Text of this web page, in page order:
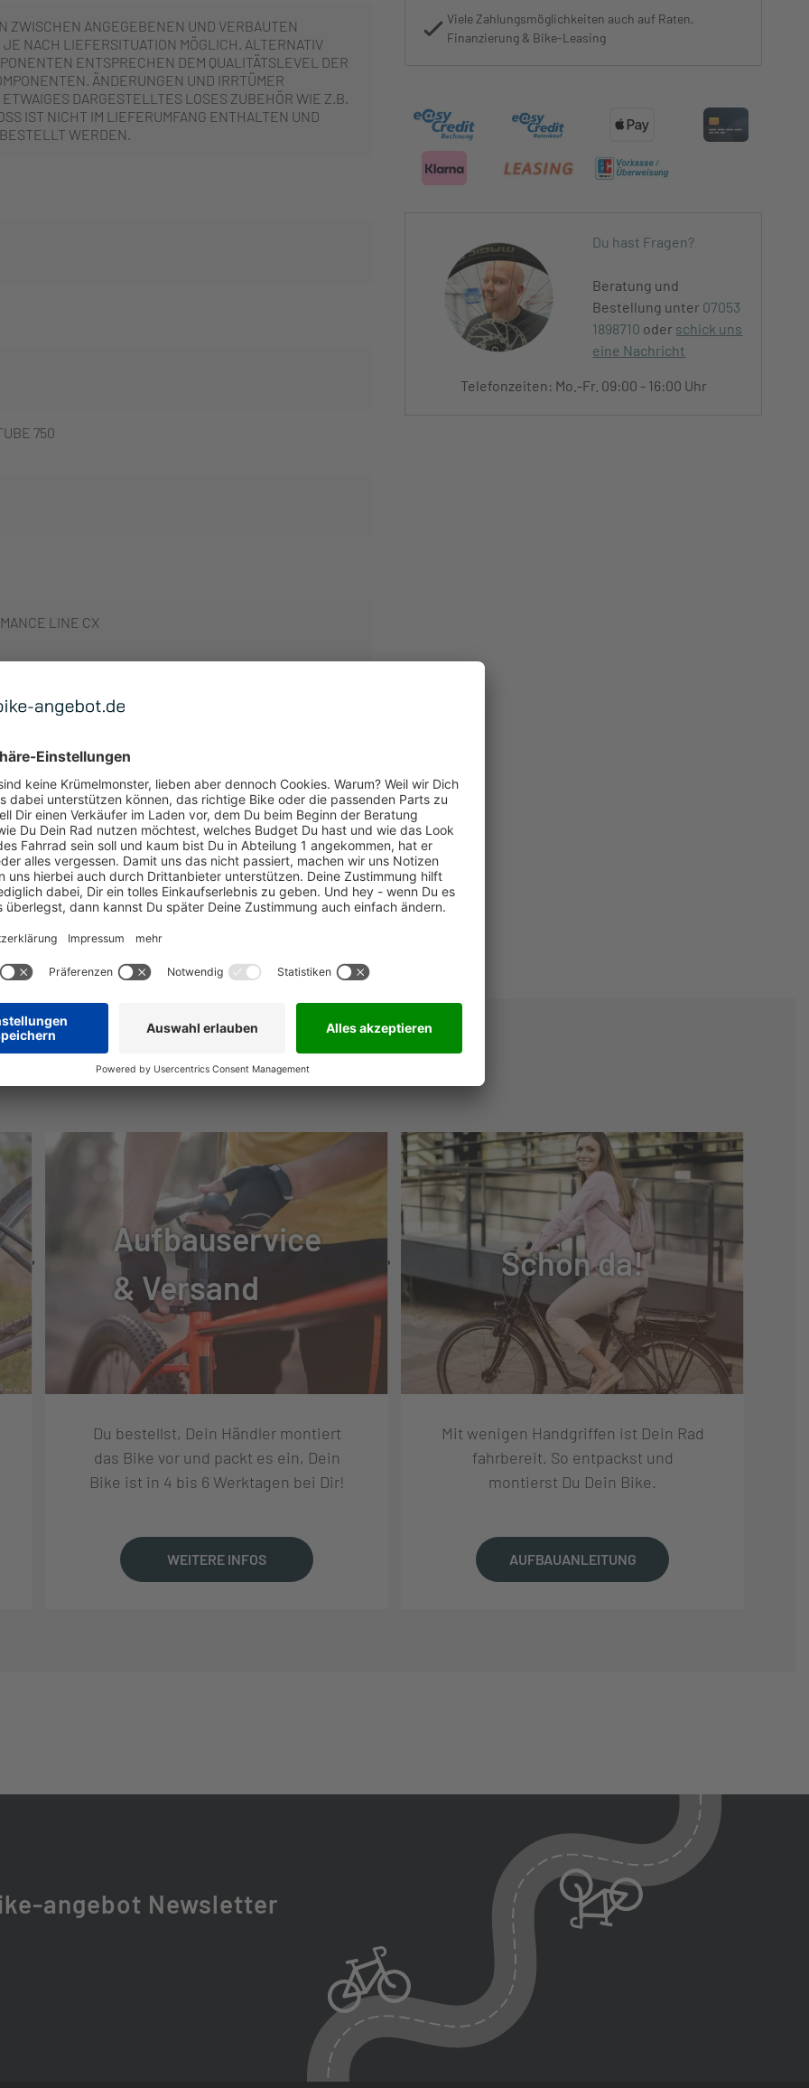
Viele Zahlungsmöglichkeiten auch auf Raten,
Finanzierung & Bike-Leasing
Du hast Fragen?
Beratung und
Bestellung unter 07053
1898710 oder schick uns
eine Nachricht
Telefonzeiten: Mo.-Fr. 09:00 - 16:00 Uhr
ZWISCHEN ANGEGEBENEN UND VERBAUTEN
NACH LIEFERSITUATION MÖGLICH. ALTERNATIV
ENTSPRECHEN DEM QUALITÄTSLEVEL DER
ÄNDERUNGEN UND IRRTÜMER
DARGESTELLTES LOSES ZUBEHÖR WIE Z.B.
IST NICHT IM LIEFERUMFANG ENTHALTEN UND
WERDEN.
750
LINE CX
100
HYDRAULISCH
4-KOLBEN
U6000, 1X11, LINKGLIDE
U8000-11IR
NÜTZLICHE INFOS
Aufbauservice
& Versand
Du bestellst, Dein Händler montiert
das Bike vor und packt es ein, Dein
Bike ist in 4 bis 6 Werktagen bei Dir!
WEITERE INFOS
Schon da!
Mit wenigen Handgriffen ist Dein Rad
fahrbereit. So entpackst und
montierst Du Dein Bike.
AUFBAUANLEITUNG
angebot Newsletter